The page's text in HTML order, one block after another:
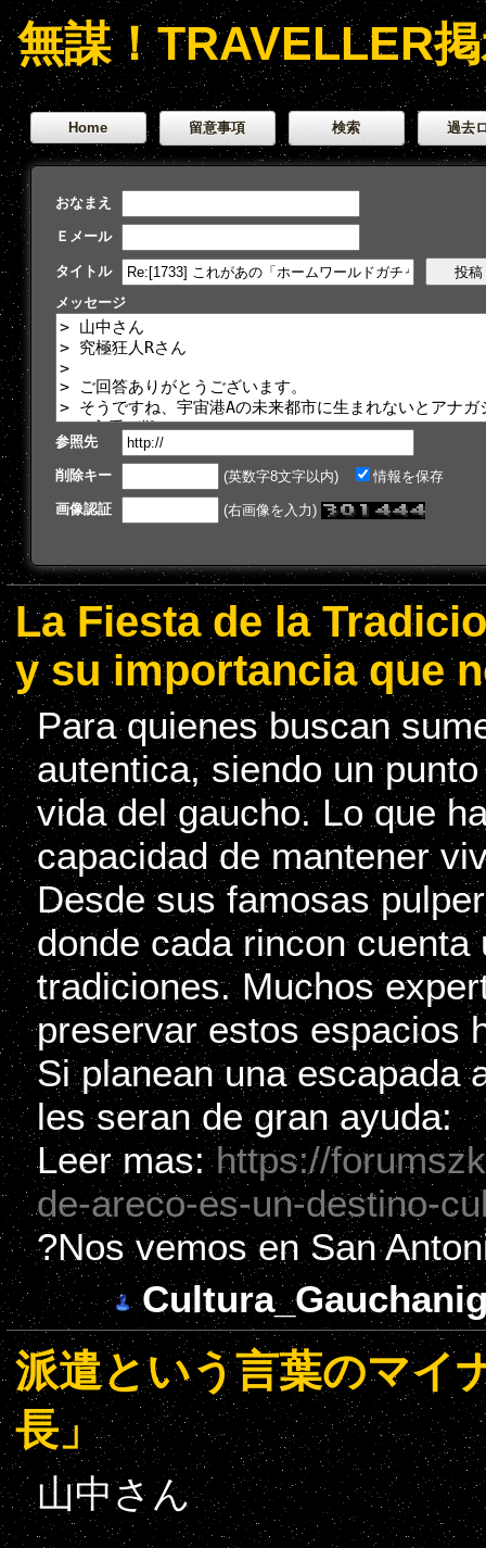
無謀！TRAVELLER
Home 留意事項 検索 過去
おなまえ
Ｅメール
タイトル
メッセージ
参照先
削除キー (英数字8文字以内)
情報を保存
画像認証
(右画像を入力)
La Fiesta de la
y su importancia que
Para quienes buscan
autentica, siendo un
vida del gaucho. Lo que
capacidad de mantener
Desde sus famosas
donde cada rincon
tradiciones. Muchos
preservar estos espacios
Si planean una escapada
les seran de gran ayuda:
Leer mas:https://
de-areco-es-un-destino-
?Nos vemos en San
派遣という言葉のマイ
長」
山中さん